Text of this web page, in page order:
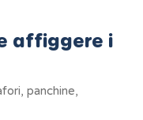
affiggere i
panchine,